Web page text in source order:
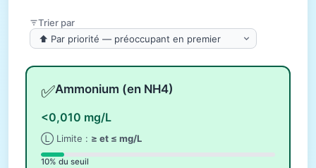
Trier par
✅Ammonium (en NH4)
<0,010 mg/L
Ⓛ Limite : ≥ et ≤ mg/L
10% du seuil